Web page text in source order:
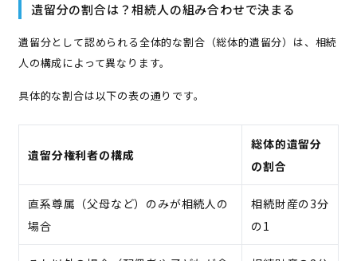
遺留分の割合は？相続人の組み合わせで決まる
遺留分として認められる全体的な割合（総体的遺留分）は、相続
人の構成によって異なります。
具体的な割合は以下の表の通りです。
遺留分権利者の構成
総体的遺留分
の割合
直系尊属（父母など）のみが相続人の
場合
相続財産の3分
の1